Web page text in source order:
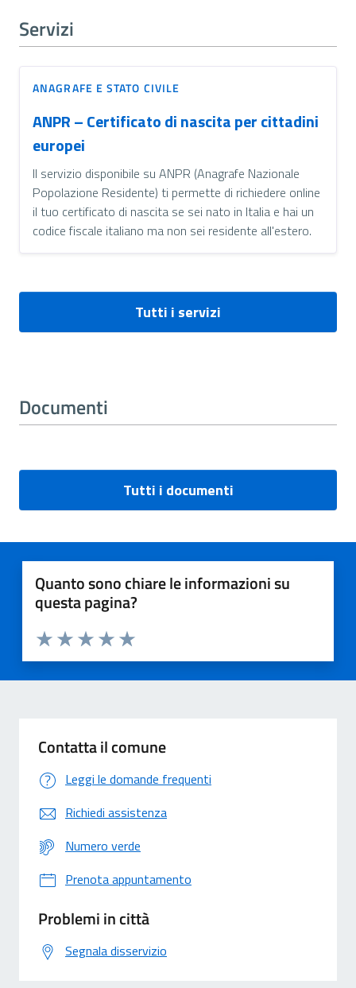
Servizi
ANAGRAFE E STATO CIVILE
ANPR – Certificato di nascita per cittadini
europei
Il servizio disponibile su ANPR (Anagrafe Nazionale
Popolazione Residente) ti permette di richiedere online
il tuo certificato di nascita se sei nato in Italia e hai un
codice fiscale italiano ma non sei residente all'estero.
Tutti i servizi
Documenti
Tutti i documenti
Quanto sono chiare le informazioni su
questa pagina?
Valuta 5 stelle su 5
Valuta 4 stelle su 5
Valuta 3 stelle su 5
Valuta 2 stelle su 5
Valuta 1 stelle su 5
Contatta il comune
Leggi le domande frequenti
Richiedi assistenza
Numero verde
Prenota appuntamento
Problemi in città
Segnala disservizio